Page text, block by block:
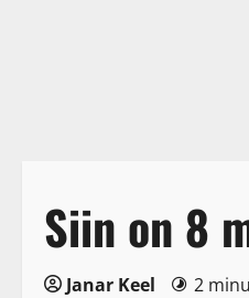
Siin on 8
Janar Keel 2